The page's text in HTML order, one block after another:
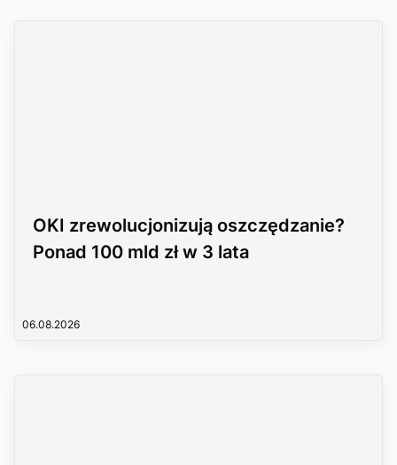
OKI zrewolucjonizują oszczędzanie?
Ponad 100 mld zł w 3 lata
06.08.2026